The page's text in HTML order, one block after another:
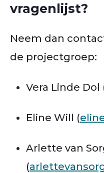
vragenlijst?
Neem dan
de projectgroep:
Vera Linde Dol
Eline Will (
Arlette van
(